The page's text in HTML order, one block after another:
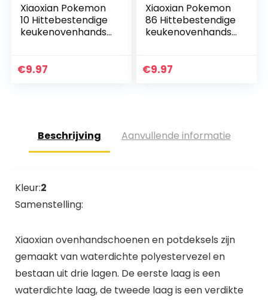
Xiaoxian Pokemon
10 Hittebestendige
keukenovenhandsc
n en
€9.97
Xiaoxian Pokemon
86 Hittebestendige
keukenovenhandsc
n en
€9.97
Beschrijving Aanvullende informatie
Kleur:2
Samenstelling:
Xiaoxian ovenhandschoenen en potdeksels zijn
gemaakt van waterdichte polyestervezel en
bestaan uit drie lagen. De eerste laag is een
waterdichte laag, de tweede laag is een verdikte